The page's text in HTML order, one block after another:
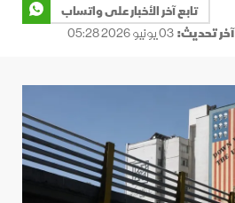
تابع آخر الأخبار على واتساب
آخر تحديث:03 يونيو 2026 05:28